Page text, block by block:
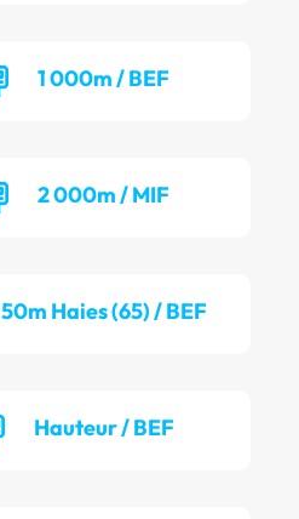
1 000m / BEF
2 000m / MIF
50m Haies (65) / BEF
Hauteur / BEF